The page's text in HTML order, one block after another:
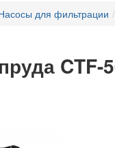
для фильтрации
CTF-